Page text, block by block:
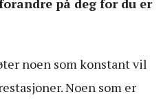
på deg for du er
noen som konstant vil
Noen som er